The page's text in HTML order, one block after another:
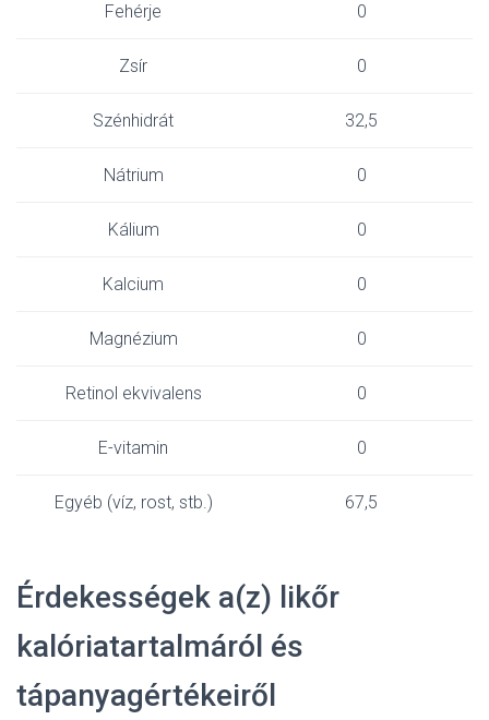
Fehérje 0
Zsír 0
Szénhidrát 32,5
Nátrium 0
Kálium 0
Kalcium 0
Magnézium 0
Retinol ekvivalens 0
E-vitamin 0
Egyéb (víz, rost, stb.) 67,5
Érdekességek a(z) likőr
kalóriatartalmáról és
tápanyagértékeiről